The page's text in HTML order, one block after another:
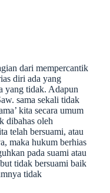
dari mempercantik
diri ada yang
yang tidak. Adapun
sama sekali tidak
kita secara umum
dibahas oleh
telah bersuami, atau
maka hukum berhias
pada suami atau
tidak bersuami baik
tidak